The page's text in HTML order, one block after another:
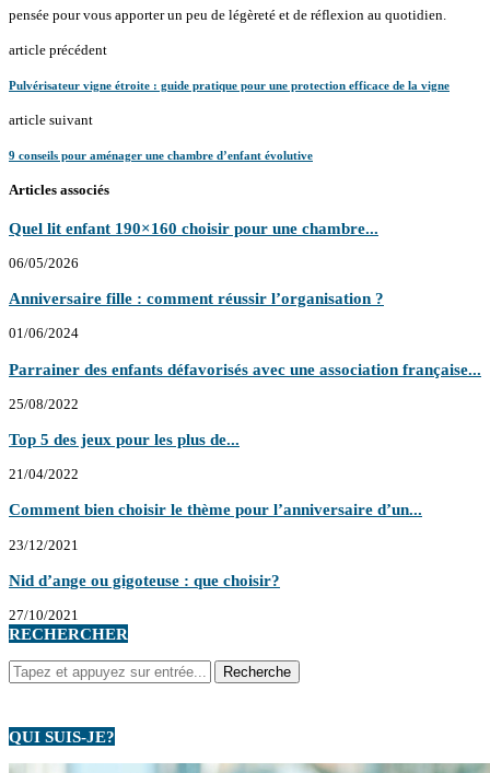
pensée pour vous apporter un peu de légèreté et de réflexion au quotidien.
article précédent
Pulvérisateur vigne étroite : guide pratique pour une protection efficace de la vigne
article suivant
9 conseils pour aménager une chambre d’enfant évolutive
Articles associés
Quel lit enfant 190×160 choisir pour une chambre...
06/05/2026
Anniversaire fille : comment réussir l’organisation ?
01/06/2024
Parrainer des enfants défavorisés avec une association française...
25/08/2022
Top 5 des jeux pour les plus de...
21/04/2022
Comment bien choisir le thème pour l’anniversaire d’un...
23/12/2021
Nid d’ange ou gigoteuse : que choisir?
27/10/2021
RECHERCHER
QUI SUIS-JE?